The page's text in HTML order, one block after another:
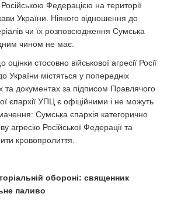
Російською Федерацією на території
України. Ніякого відношення до
чи їх розповсюдження Сумська
чином не має.
стосовно військової агресії Росії
України містяться у попередніх
та документах за підписом Правлячого
єпархії УПЦ є офіційними і не можуть
Сумська єпархія категорично
агресію Російської Федерації та
кровопролиття.
обороні: священник
паливо